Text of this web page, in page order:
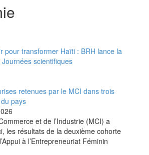
pour transformer Haïti : BRH lance la
scientifiques
retenues par le MCI dans trois
pays
et de l’Industrie (MCI) a
les résultats de la deuxième cohorte
à l’Entrepreneuriat Féminin